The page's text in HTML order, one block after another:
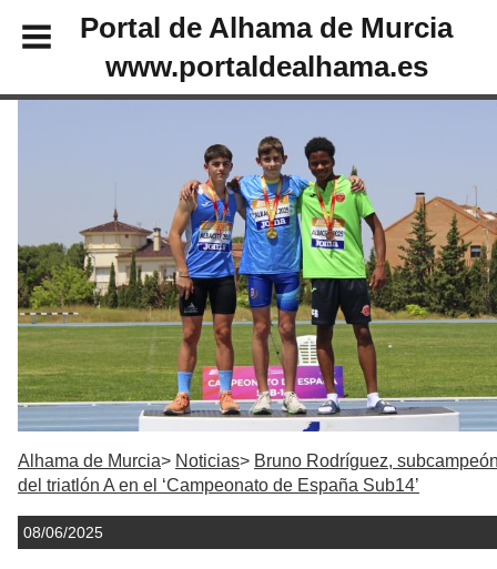
Portal de Alhama de Murcia
www.portaldealhama.es
Alhama de Murcia Noticias
Bruno Rodríguez,
del triatlón A en el ‘Campeonato de España Sub14’
08/06/2025